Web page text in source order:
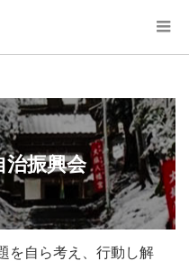
治振興会
を自ら考え、行動し解